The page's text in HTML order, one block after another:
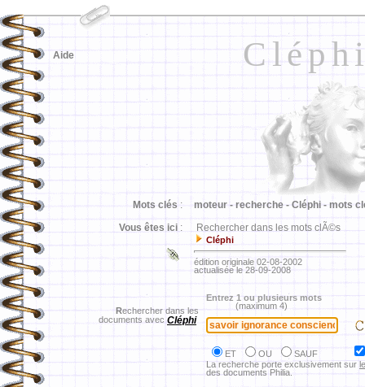
Aide
Mots clés : moteur - recherche - Cléphi - mots
Vous êtes ici : Rechercher dans les mots clÃ©s
Cléphi
édition originale 02-08-2002
actualisée le 28-09-2008
Rechercher dans les
documents avec Cléphi
Entrez 1 ou plusieurs mots
(maximum 4)
ET OU
SAUF
La recherche porte exclusivement sur
des documents Philia.